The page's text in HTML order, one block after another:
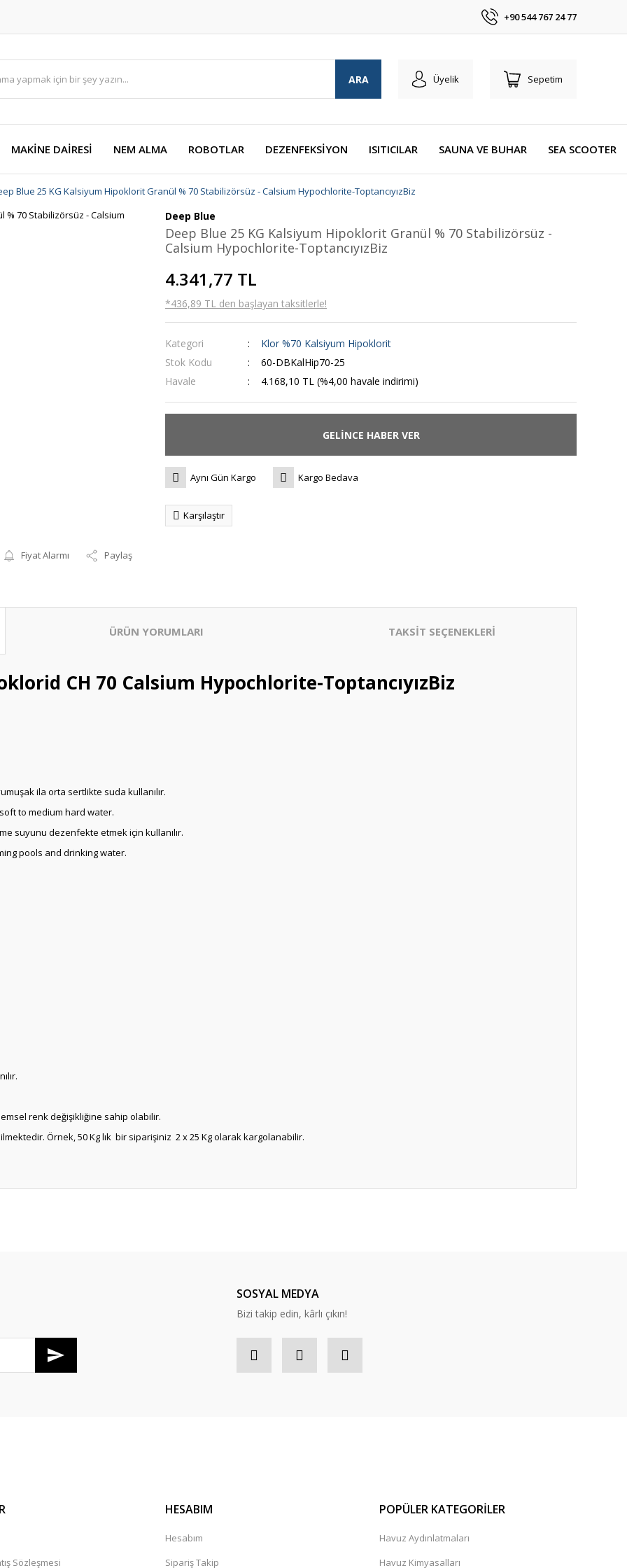
+90 544 767 24 77
ARA Üyelik Sepetim
MAKİNE DAİRESİ NEM ALMA ROBOTLAR DEZENFEKSİYON ISITICILAR SAUNA VE BUHAR SEA SCOOTER
Blue 25 KG Kalsiyum Hipoklorit Granül % 70 Stabilizörsüz - Calsium Hypochlorite-ToptancıyızBiz
Fiyat Alarmı Paylaş
Deep Blue
Deep Blue 25 KG Kalsiyum Hipoklorit Granül % 70 Stabilizörsüz -
Calsium Hypochlorite-ToptancıyızBiz
4.341,77 TL
*436,89 TL den başlayan taksitlerle!
Kategori
Klor %70 Kalsiyum Hipoklorit
Stok Kodu
60-DBKalHip70-25
Havale
4.168,10 TL (%4,00 havale indirimi)
GELİNCE HABER VER
Aynı Gün Kargo Kargo Bedava
Karşılaştır
ÜRÜN YORUMLARI TAKSİT SEÇENEKLERİ
CH 70 Calsium Hypochlorite-ToptancıyızBiz
ila orta sertlikte suda kullanılır.
to medium hard water.
suyunu dezenfekte etmek için kullanılır.
pools and drinking water.
renk değişikliğine sahip olabilir.
Örnek, 50 Kg lık bir siparişiniz 2 x 25 Kg olarak kargolanabilir.
SOSYAL MEDYA
Bizi takip edin, kârlı çıkın!
Sözleşmesi
HESABIM
Hesabım
Sipariş Takip
POPÜLER KATEGORİLER
Havuz Aydınlatmaları
Havuz Kimyasalları